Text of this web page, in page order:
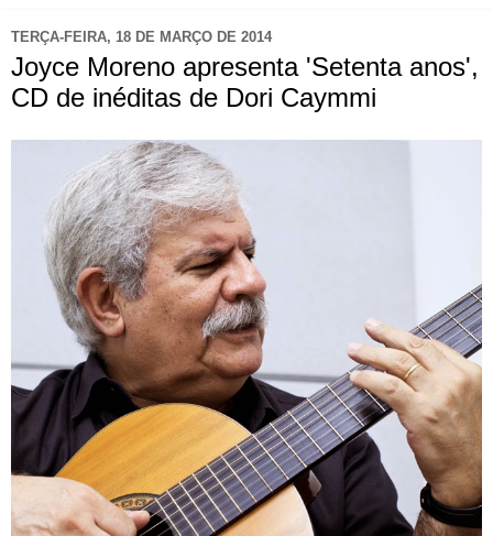
TERÇA-FEIRA, 18 DE MARÇO DE 2014
Joyce Moreno apresenta 'Setenta anos',
CD de inéditas de Dori Caymmi